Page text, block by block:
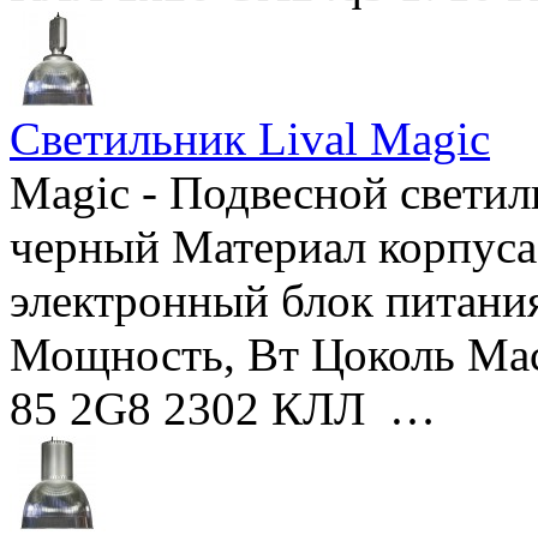
Светильник Lival Magic
Magic - Подвесной
черный Материал
электронный блок
Мощность, Вт Цоколь
85 2G8 2302 КЛЛ …